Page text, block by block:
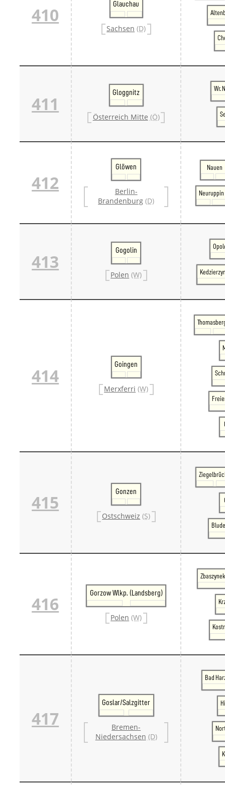
410
Glauchau
Sachsen (D)
411
Gloggnitz
Österreich Mitte (Ö)
Wr.
412
Glöwen
Berlin-
Brandenburg (D)
Nauen
Neuruppin
413
Gogolin
Polen (W)
414
Goingen
Merxferri (W)
415
Gonzen
Ostschweiz (S)
416
Gorzow Wlkp. (Landsberg)
Polen (W)
417
Goslar/Salzgitter
Bremen-
Niedersachsen (D)
Bad